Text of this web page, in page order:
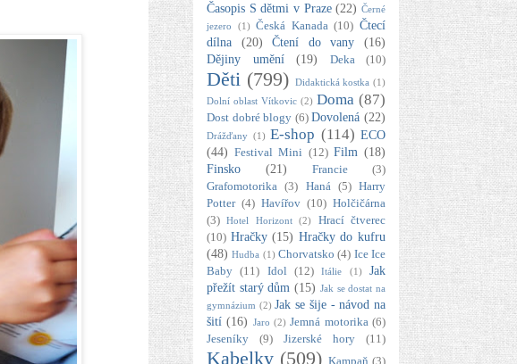
Časopis S dětmi v Praze (22) Černé
jezero
(1) Česká Kanada (10) Čtecí
dílna
(20) Čtení do vany
(16)
Dějiny umění
(19) Deka (10)
Děti (799) Didaktická kostka (1)
Dolní oblast Vítkovic (2) Doma (87)
Dost dobré blogy (6) Dovolená (22)
Drážďany (1) E-shop (114) ECO
(44) Festival Mini (12) Film (18)
Finsko
(21) Francie
(3)
Grafomotorika (3) Haná (5) Harry
Potter (4) Havířov (10) Holčičárna
(3)
Hotel Horizont (2)
Hrací čtverec
(10) Hračky (15) Hračky do kufru
(48) Hudba (1) Chorvatsko (4) Ice Ice
Baby (11) Idol (12) Itálie (1)
Jak
přežít starý dům (15) Jak se dostat na
gymnázium (2) Jak se šije - návod na
šití (16) Jaro (2) Jemná motorika (6)
Jeseníky
(9) Jizerské hory (11)
Kabelky (509) Kampaň (3)